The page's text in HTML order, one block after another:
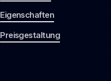
Eigenschaften
Preisgestaltung